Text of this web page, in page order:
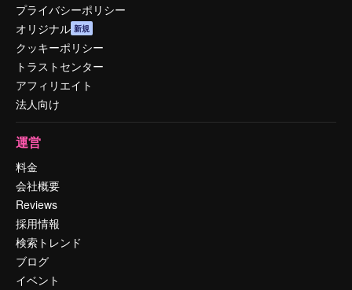
プライバシーポリシー
オリジナル 新規
クッキーポリシー
トラストセンター
アフィリエイト
法人向け
運営
料金
会社概要
Reviews
採用情報
検索トレンド
ブログ
イベント